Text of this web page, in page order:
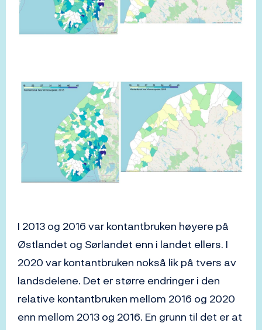
I 2013 og 2016 var kontantbruken høyere på
Østlandet og Sørlandet enn i landet ellers. I
2020 var kontantbruken nokså lik på tvers av
landsdelene. Det er større endringer i den
relative kontantbruken mellom 2016 og 2020
enn mellom 2013 og 2016. En grunn til det er at